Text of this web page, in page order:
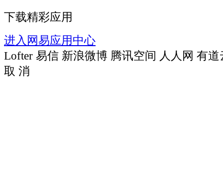
下载精彩应用
进入网易应用中心
Lofter 易信 新浪微博 腾讯空间 人人网 有道
取 消